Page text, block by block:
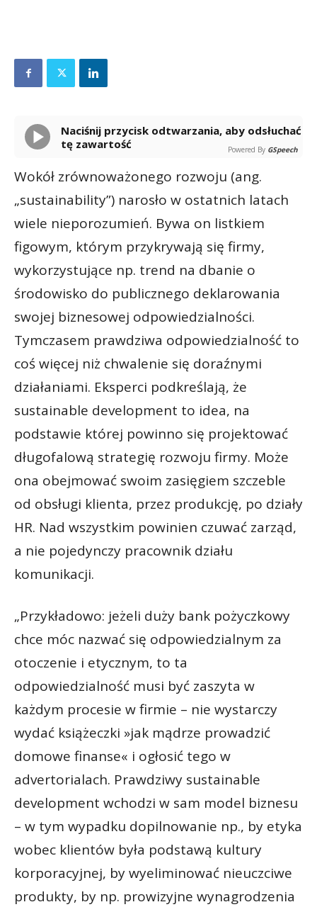
Naciśnij przycisk odtwarzania, aby odsłuchać
tę zawartość
Powered By GSpeech
Wokół zrównoważonego rozwoju (ang.
„sustainability”) narosło w ostatnich latach
wiele nieporozumień. Bywa on listkiem
figowym, którym przykrywają się firmy,
wykorzystujące np. trend na dbanie o
środowisko do publicznego deklarowania
swojej biznesowej odpowiedzialności.
Tymczasem prawdziwa odpowiedzialność to
coś więcej niż chwalenie się doraźnymi
działaniami. Eksperci podkreślają, że
sustainable development to idea, na
podstawie której powinno się projektować
długofalową strategię rozwoju firmy. Może
ona obejmować swoim zasięgiem szczeble
od obsługi klienta, przez produkcję, po działy
HR. Nad wszystkim powinien czuwać zarząd,
a nie pojedynczy pracownik działu
komunikacji.
„Przykładowo: jeżeli duży bank pożyczkowy
chce móc nazwać się odpowiedzialnym za
otoczenie i etycznym, to ta
odpowiedzialność musi być zaszyta w
każdym procesie w firmie – nie wystarczy
wydać książeczki »jak mądrze prowadzić
domowe finanse« i ogłosić tego w
advertorialach. Prawdziwy sustainable
development wchodzi w sam model biznesu
– w tym wypadku dopilnowanie np., by etyka
wobec klientów była podstawą kultury
korporacyjnej, by wyeliminować nieuczciwe
produkty, by np. prowizyjne wynagrodzenia